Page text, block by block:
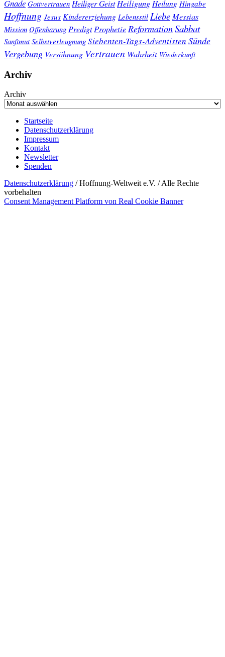
Gnade Gottvertrauen Heiliger Geist Heiligung Heilung Hingabe
Hoffnung Jesus Kindererziehung Lebensstil Liebe Messias
Mission Offenbarung Predigt ProphetieReformationSabbat
Sanftmut Selbstverleugnung Siebenten-Tags-Adventisten Sünde
Vergebung Versöhnung Vertrauen Wahrheit Wiederkunft
Archiv
Archiv
Startseite
Datenschutzerklärung
Impressum
Kontakt
Newsletter
Spenden
Datenschutzerklärung / Hoffnung-Weltweit e.V. / Alle Rechte
vorbehalten
Consent Management Platform von Real Cookie Banner